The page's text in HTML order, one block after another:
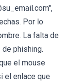
Por lo
La falta de
phishing.
el mouse
el enlace que